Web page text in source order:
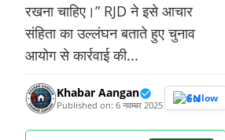
रखना चाहिए।” RJD ने इसे आचार
संहिता का उल्लंघन बताते हुए चुनाव
आयोग से कार्रवाई की...
Khabar Aangan
Published on: 6 नवम्बर 2025
Follow